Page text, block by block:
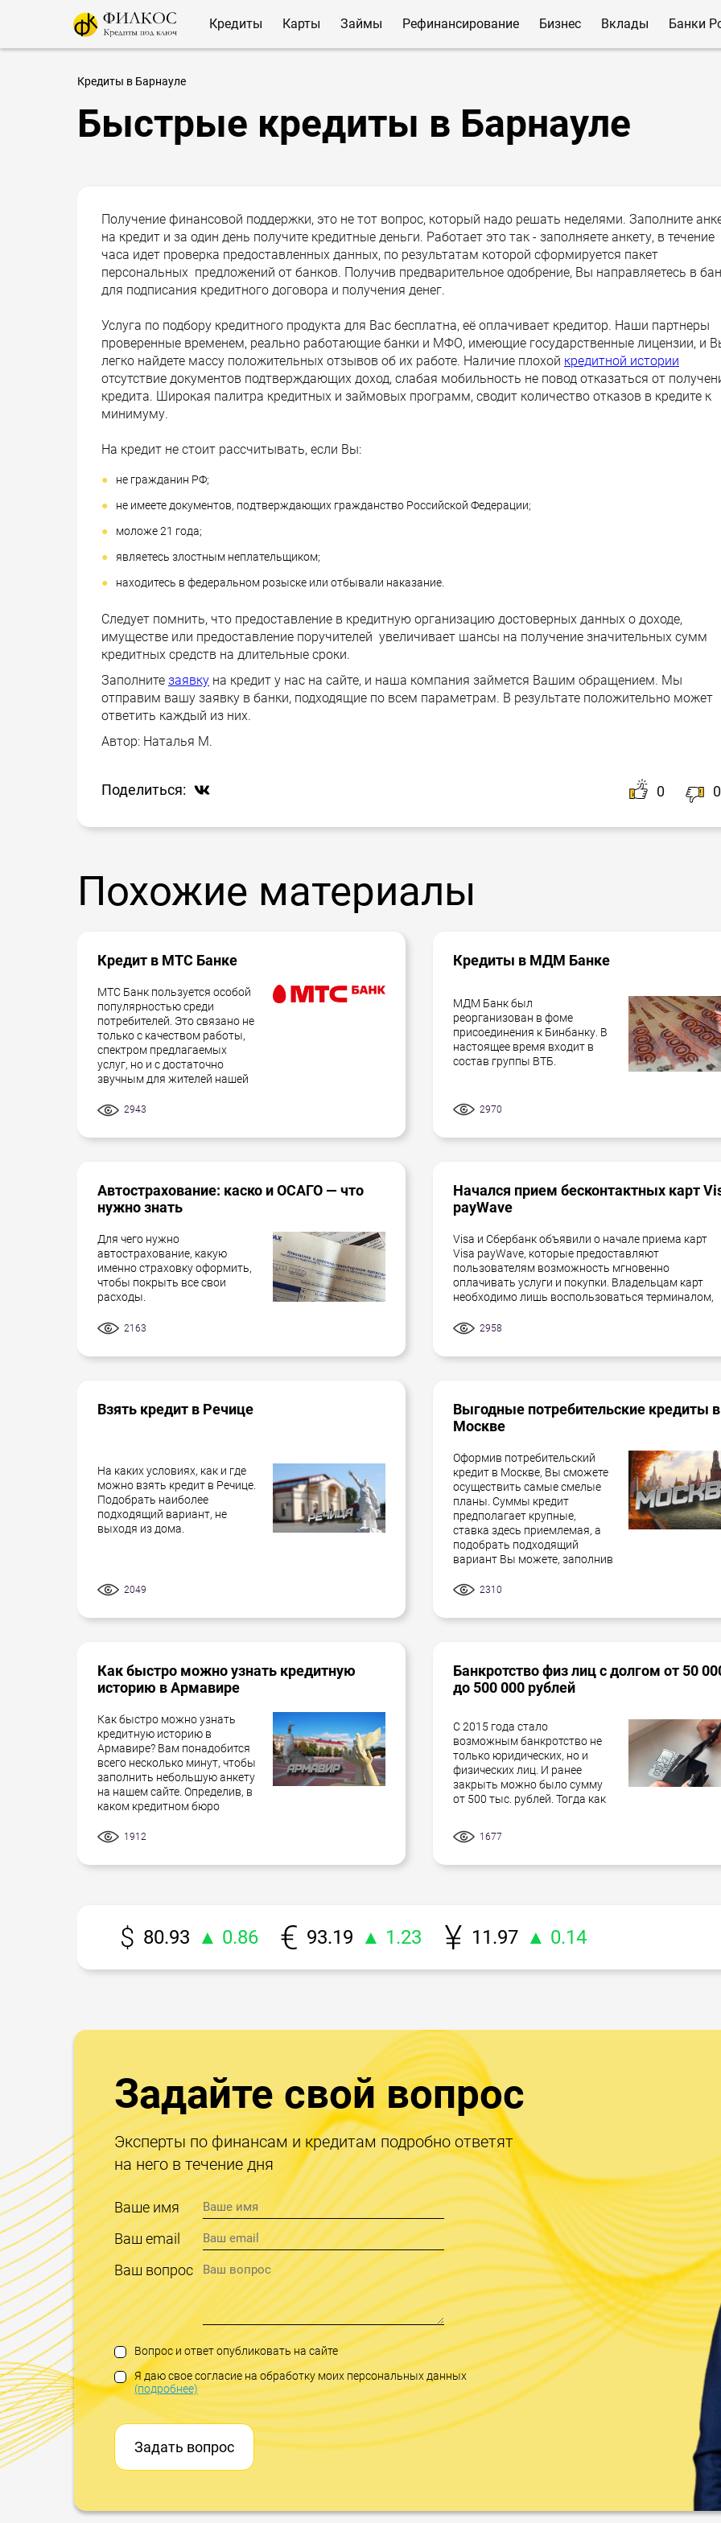
Кредиты Карты Займы Рефинансирование Бизнес Вклады Банки
Кредиты в Барнауле
Быстрые кредиты в Барнауле
Получение финансовой поддержки, это не тот вопрос, который надо решать неделями. Заполните
на кредит и за один день получите кредитные деньги. Работает это так - заполняете анкету, в течение
часа идет проверка предоставленных данных, по результатам которой сформируется пакет
персональных предложений от банков. Получив предварительное одобрение, Вы направляетесь в
для подписания кредитного договора и получения денег.
Услуга по подбору кредитного продукта для Вас бесплатна, её оплачивает кредитор. Наши партнеры
проверенные временем, реально работающие банки и МФО, имеющие государственные лицензии, и
легко найдете массу положительных отзывов об их работе. Наличие плохой кредитной истории
отсутствие документов подтверждающих доход, слабая мобильность не повод отказаться от
кредита. Широкая палитра кредитных и займовых программ, сводит количество отказов в кредите к
минимуму.
На кредит не стоит рассчитывать, если Вы:
не гражданин РФ;
не имеете документов, подтверждающих гражданство Российской Федерации;
моложе 21 года;
являетесь злостным неплательщиком;
находитесь в федеральном розыске или отбывали наказание.
Следует помнить, что предоставление в кредитную организацию достоверных данных о доходе,
имуществе или предоставление поручителей увеличивает шансы на получение значительных сумм
кредитных средств на длительные сроки.
Заполните заявку на кредит у нас на сайте, и наша компания займется Вашим обращением. Мы
отправим вашу заявку в банки, подходящие по всем параметрам. В результате положительно может
ответить каждый из них.
Автор: Наталья М.
Поделиться: 0 0
Похожие материалы
Кредит в МТС Банке
МТС Банк пользуется особой
популярностью среди
потребителей. Это связано не
только с качеством работы,
спектром предлагаемых
услуг, но и с достаточно
звучным для жителей нашей
2943
Кредиты в МДМ Банке
МДМ Банк был
реорганизован в фоме
присоединения к Бинбанку. В
настоящее время входит в
состав группы ВТБ.
2970
Автострахование: каско и ОСАГО — что
нужно знать
Для чего нужно
автострахование, какую
именно страховку оформить,
чтобы покрыть все свои
расходы.
2163
Начался прием бесконтактных карт
payWave
Visa и Сбербанк объявили о начале приема карт
Visa payWave, которые предоставляют
пользователям возможность мгновенно
оплачивать услуги и покупки. Владельцам карт
необходимо лишь воспользоваться терминалом,
2958
Взять кредит в Речице
На каких условиях, как и где
можно взять кредит в Речице.
Подобрать наиболее
подходящий вариант, не
выходя из дома.
2049
Выгодные потребительские кредиты в
Москве
Оформив потребительский
кредит в Москве, Вы сможете
осуществить самые смелые
планы. Суммы кредит
предполагает крупные,
ставка здесь приемлемая, а
подобрать подходящий
вариант Вы можете, заполнив
2310
Как быстро можно узнать кредитную
историю в Армавире
Как быстро можно узнать
кредитную историю в
Армавире? Вам понадобится
всего несколько минут, чтобы
заполнить небольшую анкету
на нашем сайте. Определив, в
каком кредитном бюро
1912
Банкротство физ лиц с долгом от 50
до 500 000 рублей
С 2015 года стало
возможным банкротство не
только юридических, но и
физических лиц. И ранее
закрыть можно было сумму
от 500 тыс. рублей. Тогда как
1677
80.93 ▲ 0.86 93.19 ▲ 1.23 11.97 ▲ 0.14
Задайте свой вопрос
Эксперты по финансам и кредитам подробно ответят
на него в течение дня
Ваше имя
Ваш email
Ваш вопрос
Вопрос и ответ опубликовать на сайте
Я даю свое согласие на обработку моих персональных данных
(подробнее)
Задать вопрос